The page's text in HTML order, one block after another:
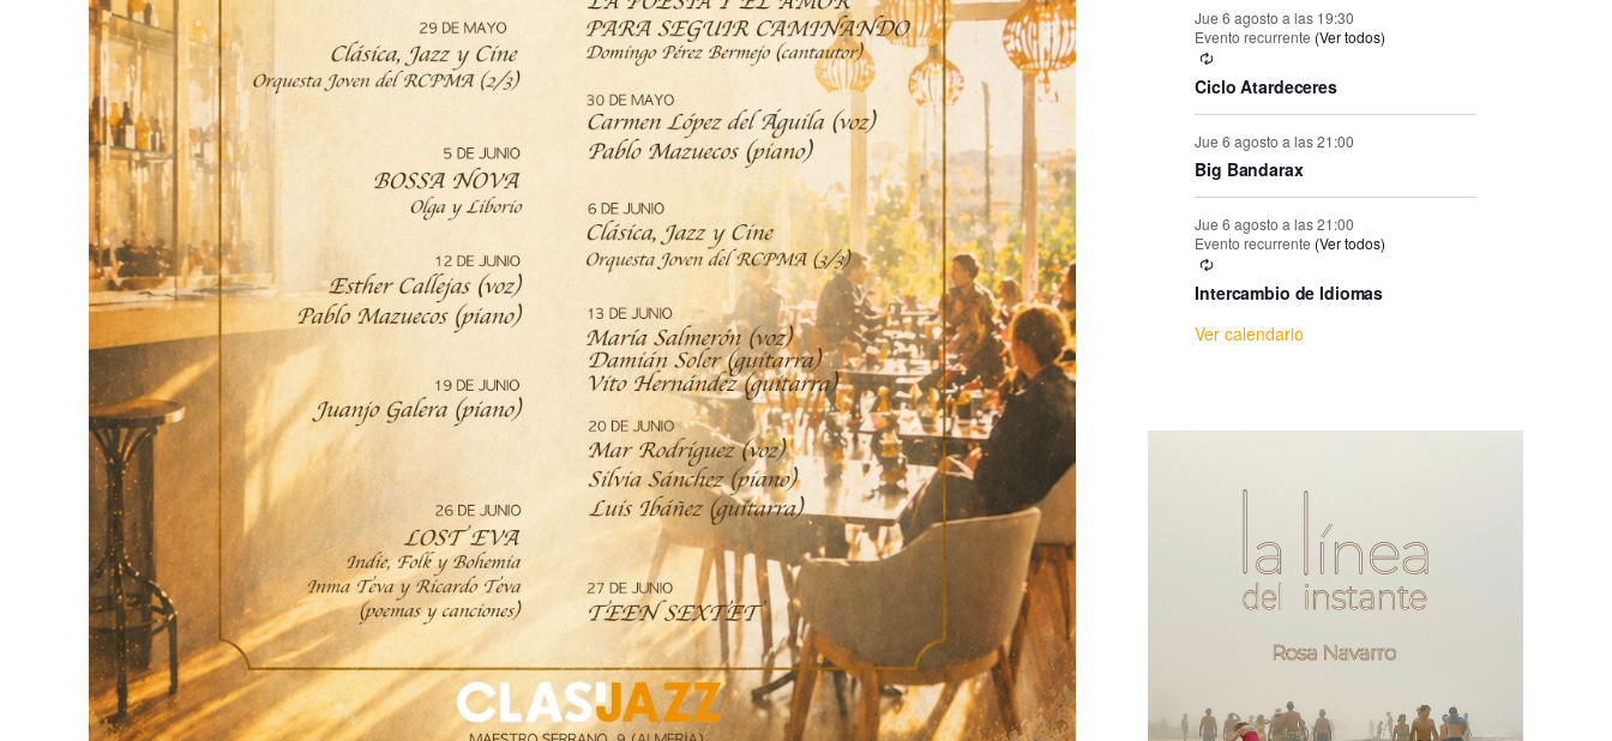
e
E
v
e
n
t
s
Jue 6 agosto a las 19:30
Evento recurrente (Ver todos)
Ciclo Atardeceres
Jue 6 agosto a las 21:00
Big Bandarax
Jue 6 agosto a las 21:00
Evento recurrente (Ver todos)
Intercambio de Idiomas
Ver calendario